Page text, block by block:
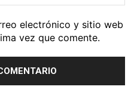
electrónico y sitio web
vez que comente.